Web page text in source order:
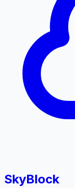
SkyBlock